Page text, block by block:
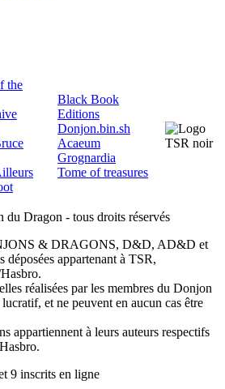
the
Black Book
Editions
Donjon.bin.sh
Acaeum
Grognardia
Tome of treasures
Dragon - tous droits réservés
& DRAGONS, D&D, AD&D et
appartenant à TSR,
réalisées par les membres du Donjon
et ne peuvent en aucun cas être
appartiennent à leurs auteurs respectifs
9 inscrits en ligne